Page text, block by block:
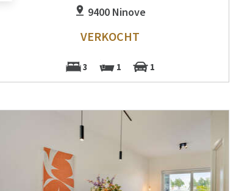
9400 Ninove
VERKOCHT
3 1 1